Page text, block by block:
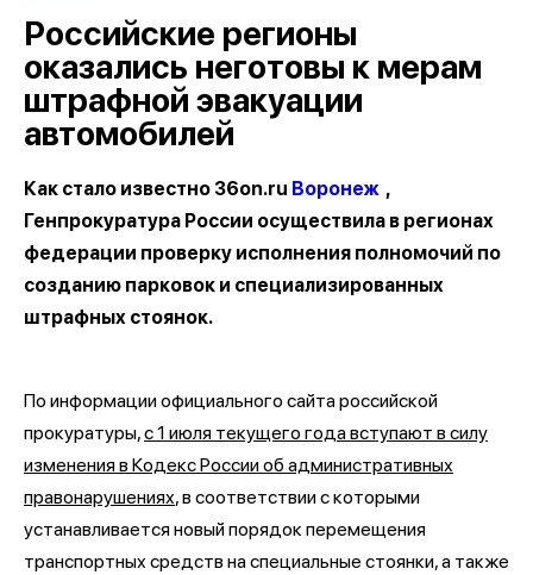
Российские регионы
оказались неготовы к мерам
штрафной эвакуации
автомобилей
Как стало известно 36on.ru Воронеж ,
Генпрокуратура России осуществила в регионах
федерации проверку исполнения полномочий по
созданию парковок и специализированных
штрафных стоянок.
По информации официального сайта российской
прокуратуры,с 1 июля текущего года вступают в силу
изменения в Кодекс России об административных
правонарушениях, в соответствии с которыми
устанавливается новый порядок перемещения
транспортных средств на специальные стоянки, а также